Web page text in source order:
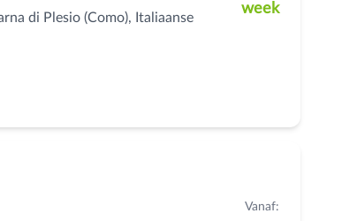
di Plesio (Como), Italiaanse
week
Vanaf: